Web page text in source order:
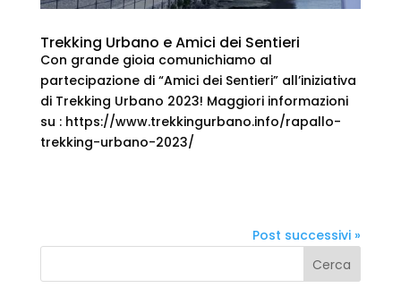
Trekking Urbano e Amici dei Sentieri
Con grande gioia comunichiamo al
partecipazione di “Amici dei Sentieri” all’iniziativa
di Trekking Urbano 2023! Maggiori informazioni
su : https://www.trekkingurbano.info/rapallo-
trekking-urbano-2023/
Post successivi »
Cerca